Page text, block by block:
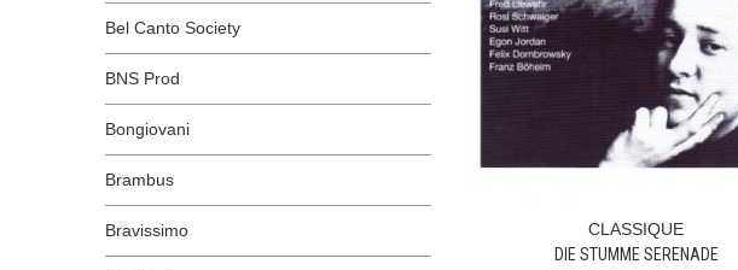
Bel Canto Society
BNS Prod
Bongiovani
Brambus
Bravissimo Ajouter Au Panier
CLASSIQUE
DIE STUMME SERENADE